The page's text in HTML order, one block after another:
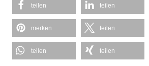
teilen teilen
merken teilen
teilen teilen